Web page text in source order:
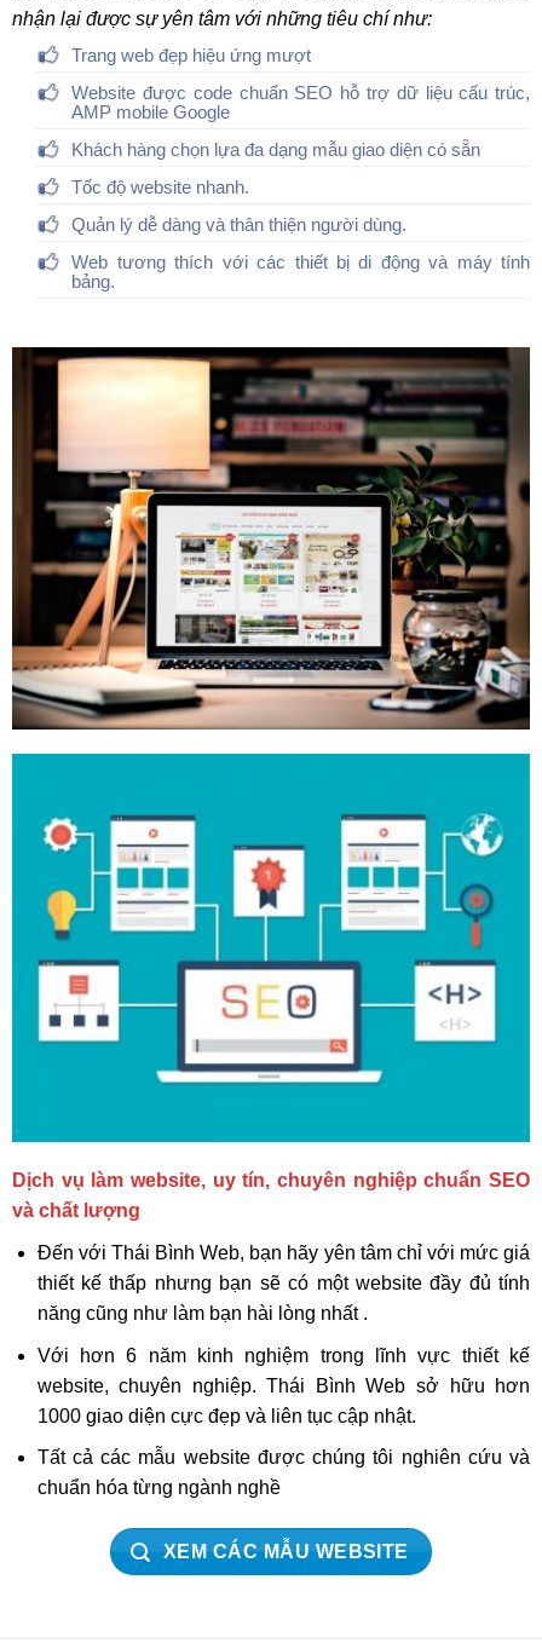
nhận lại được sự yên tâm với những tiêu chí như:
Trang web đẹp hiệu ứng mượt
Website được code chuẩn SEO hỗ trợ dữ liệu cấu trúc,
AMP mobile Google
Khách hàng chọn lựa đa dạng mẫu giao diện có sẵn
Tốc độ website nhanh.
Quản lý dễ dàng và thân thiện người dùng.
Web tương thích với các thiết bị di động và máy tính
bảng.
Dịch vụ làm website, uy tín, chuyên nghiệp chuẩn SEO
và chất lượng
Đến với Thái Bình Web, bạn hãy yên tâm chỉ với mức giá
thiết kế thấp nhưng bạn sẽ có một website đầy đủ tính
năng cũng như làm bạn hài lòng nhất .
Với hơn 6 năm kinh nghiệm trong lĩnh vực thiết kế
website, chuyên nghiệp. Thái Bình Web sở hữu hơn
1000 giao diện cực đẹp và liên tục cập nhật.
Tất cả các mẫu website được chúng tôi nghiên cứu và
chuẩn hóa từng ngành nghề
XEM CÁC MẪU WEBSITE